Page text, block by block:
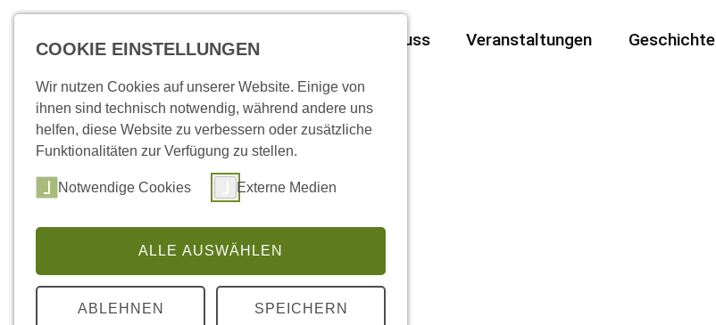
Ihr Urlaub Wein & Genuss Veranstaltungen Geschichte
COOKIE EINSTELLUNGEN
Wir nutzen Cookies auf unserer Website. Einige von
ihnen sind technisch notwendig, während andere uns
helfen, diese Website zu verbessern oder zusätzliche
Funktionalitäten zur Verfügung zu stellen.
Notwendige Cookies Externe Medien
ALLE AUSWÄHLEN
ABLEHNEN SPEICHERN